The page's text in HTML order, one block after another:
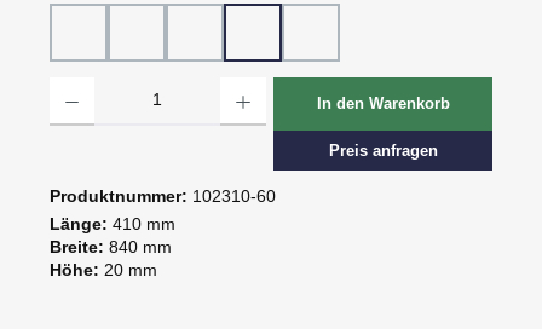
In den Warenkorb
Preis anfragen
Produktnummer: 102310-60
Länge: 410 mm
Breite: 840 mm
Höhe: 20 mm